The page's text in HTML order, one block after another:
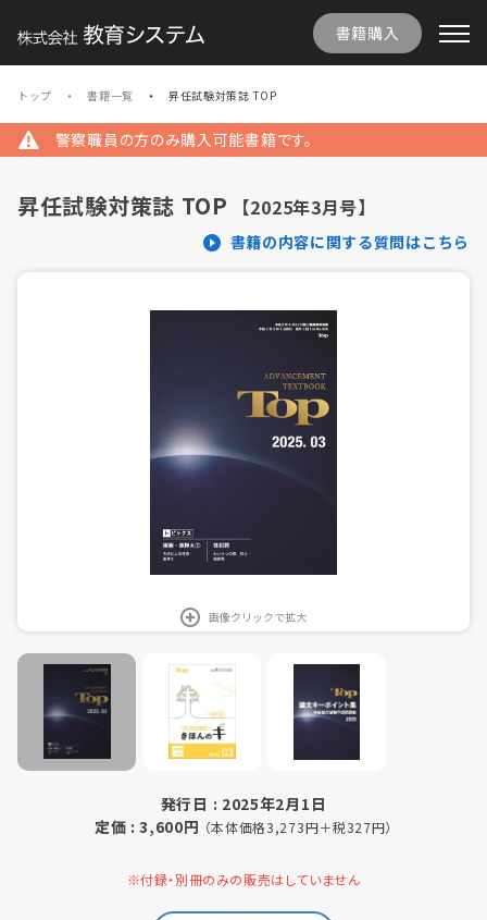
書籍購入
トップ 書籍一覧 昇任試験対策誌 TOP
警察職員の方のみ購入可能書籍です。
昇任試験対策誌 TOP 【2025年3月号】
書籍の内容に関する質問はこちら
画像クリックで拡大
発行日 : 2025年2月1日
定価 : 3,600円 （本体価格3,273円＋税327円）
※付録・別冊のみの販売はしていません